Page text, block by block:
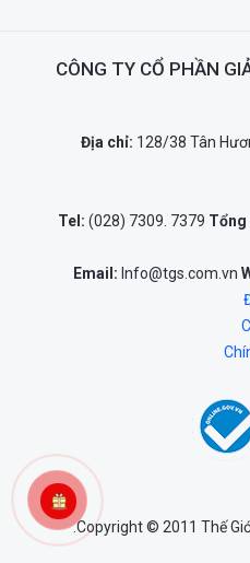
CÔNG TY CỔ PHẦN
Địa chỉ: 128/38 Tân
Tel: (028) 7309. 7379 Tổng
Email: Info@tgs.com.vn
Copyright © 2011 Thế